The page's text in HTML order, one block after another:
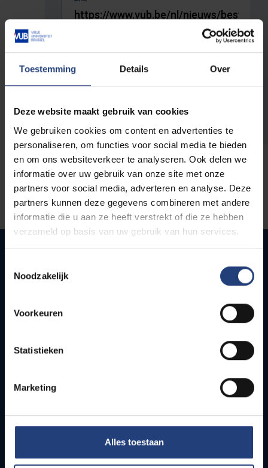
Toestemming Details Over
Deze website maakt gebruik van cookies
We gebruiken cookies om content en advertenties te
personaliseren, om functies voor social media te bieden
en om ons websiteverkeer te analyseren. Ook delen we
informatie over uw gebruik van onze site met onze
partners voor social media, adverteren en analyse. Deze
partners kunnen deze gegevens combineren met andere
informatie die u aan ze heeft verstrekt of die ze hebben
verzameld op basis van uw gebruik van hun services.
Noodzakelijk
Voorkeuren
Statistieken
Marketing
Alles toestaan
The full URL of the page where you encountered the error.
Quick links
How to get to the VUB campuses
Students